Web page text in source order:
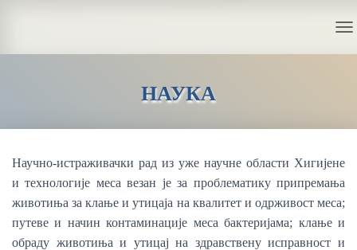
N
A
V
I
G
НАУКА
Научно-истраживачки рад из уже научне области Хигијене
и технологије меса везан је за проблематику припремања
животиња за клање и утицаја на квалитет и одрживост меса;
путеве и начин контаминације меса бактеријама; клање и
обраду животиња и утицај на здравствену исправност и